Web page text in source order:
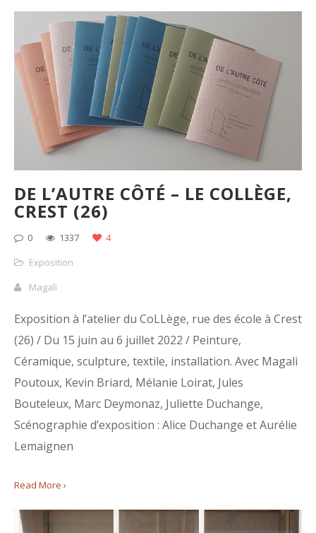
DE L’AUTRE CÔTÉ – LE COLLÈGE,
CREST (26)
0 1337
4
Exposition
Magali
Exposition à l’atelier du CoLLège, rue des école à Crest
(26) / Du 15 juin au 6 juillet 2022 / Peinture,
Céramique, sculpture, textile, installation. Avec Magali
Poutoux, Kevin Briard, Mélanie Loirat, Jules
Bouteleux, Marc Deymonaz, Juliette Duchange,
Scénographie d’exposition : Alice Duchange et Aurélie
Lemaignen
Read More ›